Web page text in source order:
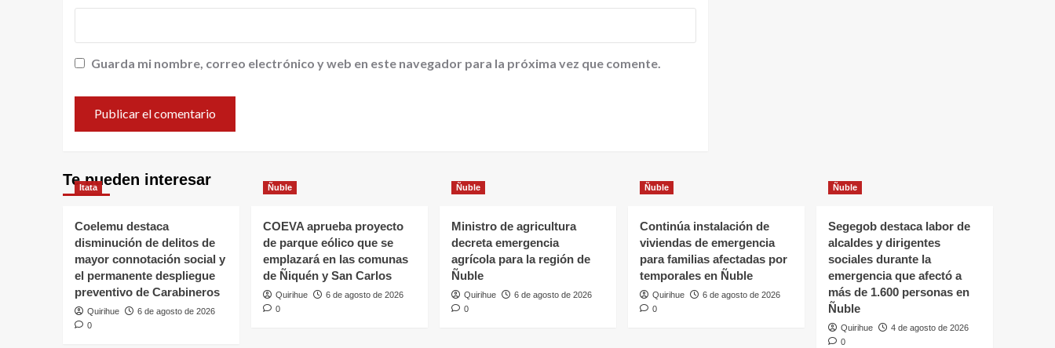
Guarda mi nombre, correo electrónico y web en este navegador para la próxima vez que comente.
Te pueden interesar
Itata
Coelemu destaca
disminución de delitos de
mayor connotación social y
el permanente despliegue
preventivo de Carabineros
Quirihue
6 de agosto de 2026
0
Ñuble
COEVA aprueba proyecto
de parque eólico que se
emplazará en las comunas
de Ñiquén y San Carlos
Quirihue
6 de agosto de 2026
0
Ñuble
Ministro de agricultura
decreta emergencia
agrícola para la región de
Ñuble
Quirihue
6 de agosto de 2026
0
Ñuble
Continúa instalación de
viviendas de emergencia
para familias afectadas por
temporales en Ñuble
Quirihue
6 de agosto de 2026
0
Ñuble
Segegob destaca labor de
alcaldes y dirigentes
sociales durante la
emergencia que afectó a
más de 1.600 personas en
Ñuble
Quirihue
4 de agosto de 2026
0